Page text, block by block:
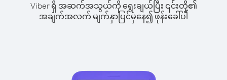
Viber ရှိ အဆက်အသွယ်ကို ရွေးချယ်ပြီး ၎င်းတို့၏
အချက်အလက် မျက်နှာပြင်မှနေ၍ ဖုန်းခေါ်ပါ